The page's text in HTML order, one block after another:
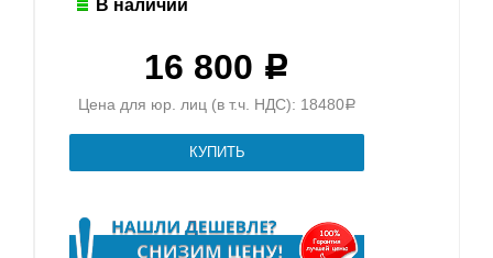
В наличии
16 800 Р
Цена для юр. лиц (в т.ч. НДС): 18480Р